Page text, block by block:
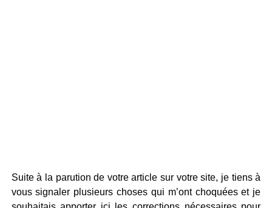
Suite à la parution de votre article sur votre site, je tiens à
vous signaler plusieurs choses qui m’ont choquées et je